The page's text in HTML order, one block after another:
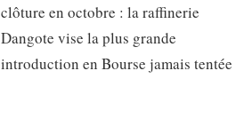
clôture en octobre : la raffinerie
Dangote vise la plus grande
introduction en Bourse jamais tentée